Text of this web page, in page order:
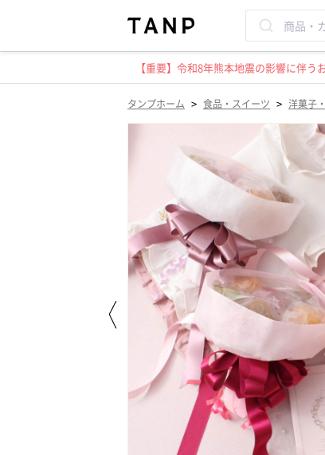
【重要】令和8年熊本地震の影響に伴う
タンプホーム > 食品・スイーツ > 洋菓子